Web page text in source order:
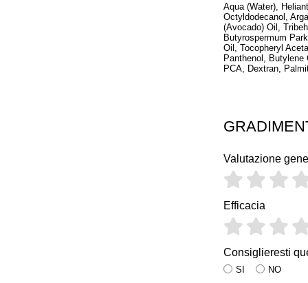
Aqua (Water),
Octyldodecanol,
(Avocado) Oil,
Butyrospermum
Oil, Tocopheryl
Panthenol,
PCA, Dextran,
Valutazione
Efficacia
Consiglieresti
SI NO